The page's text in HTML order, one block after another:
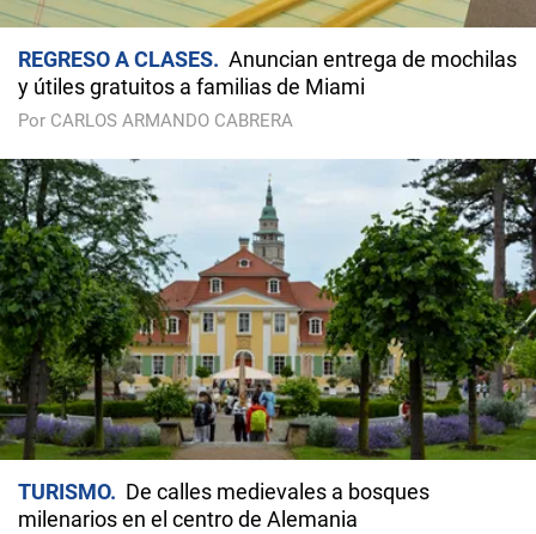
REGRESO A CLASES
Anuncian entrega de mochilas
y útiles gratuitos a familias de Miami
Por CARLOS ARMANDO CABRERA
TURISMO
De calles medievales a bosques
milenarios en el centro de Alemania